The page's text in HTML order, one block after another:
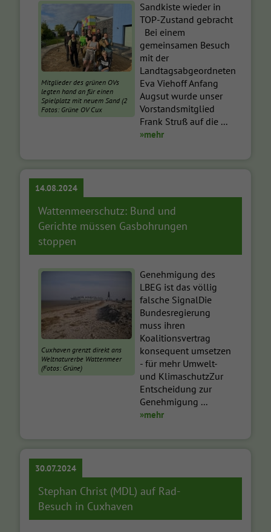
Mitglieder des grünen OVs
legten hand an für einen
Spielplatz mit neuem Sand (2
Fotos: Grüne OV Cux
Sandkiste wieder in
TOP-Zustand gebracht
Bei einem
gemeinsamen Besuch
mit der
Landtagsabgeordneten
Eva Viehoff Anfang
Augsut wurde unser
Vorstandsmitglied
Frank Struß auf die ...
»mehr
14.08.2024
Wattenmeerschutz: Bund und
Gerichte müssen Gasbohrungen
stoppen
Cuxhaven grenzt direkt ans
Weltnaturerbe Wattenmeer
(Fotos: Grüne)
Genehmigung des
LBEG ist das völlig
falsche SignalDie
Bundesregierung
muss ihren
Koalitionsvertrag
konsequent umsetzen
- für mehr Umwelt-
und KlimaschutzZur
Entscheidung zur
Genehmigung ...
»mehr
30.07.2024
Stephan Christ (MDL) auf Rad-
Besuch in Cuxhaven